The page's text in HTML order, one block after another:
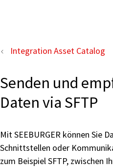
Integration Asset Catalog
Senden und
Daten via SFTP
Mit SEEBURGER können Sie
Schnittstellen oder
zum Beispiel SFTP, zwischen